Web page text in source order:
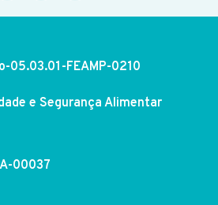
05.03.01-FEAMP-0210
e Segurança Alimentar
00037